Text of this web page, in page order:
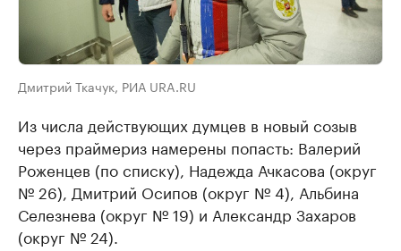
Дмитрий Ткачук, РИА URA.RU
Из числа действующих думцев в новый созыв
через праймериз намерены попасть: Валерий
Роженцев (по списку), Надежда Ачкасова (округ
№ 26), Дмитрий Осипов (округ № 4), Альбина
Селезнева (округ № 19) и Александр Захаров
(округ № 24).